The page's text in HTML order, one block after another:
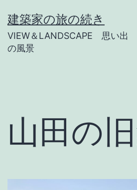
ン建築家の旅の続き
VIEW＆LANDSCAPE 思い出
の風景
山田の